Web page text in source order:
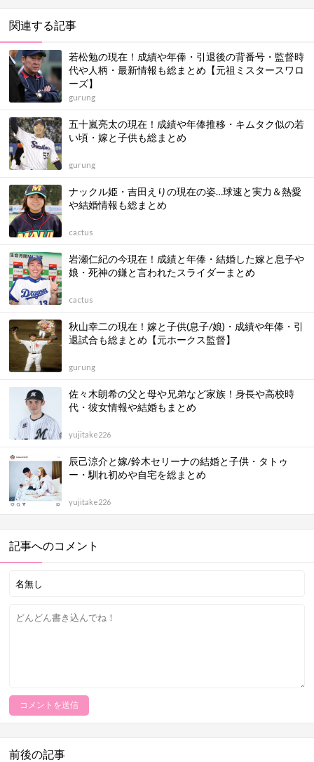
関連する記事
若松勉の現在！成績や年俸・引退後の背番号・監督時
代や人柄・最新情報も総まとめ【元祖ミスタースワロ
ーズ】
gurung
五十嵐亮太の現在！成績や年俸推移・キムタク似の若
い頃・嫁と子供も総まとめ
gurung
ナックル姫・吉田えりの現在の姿…球速と実力＆熱愛
や結婚情報も総まとめ
cactus
岩瀬仁紀の今現在！成績と年俸・結婚した嫁と息子や
娘・死神の鎌と言われたスライダーまとめ
cactus
秋山幸二の現在！嫁と子供(息子/娘)・成績や年俸・引
退試合も総まとめ【元ホークス監督】
gurung
佐々木朗希の父と母や兄弟など家族！身長や高校時
代・彼女情報や結婚もまとめ
yujitake226
辰己涼介と嫁/鈴木セリーナの結婚と子供・タトゥ
ー・馴れ初めや自宅を総まとめ
yujitake226
記事へのコメント
前後の記事